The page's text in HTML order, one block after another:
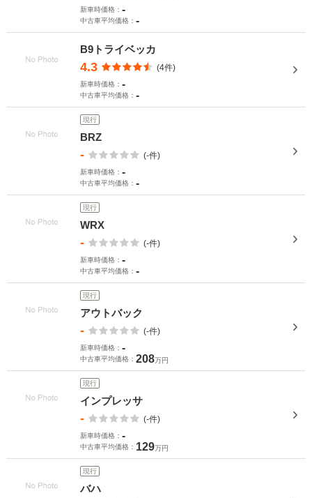
新車時価格： -
中古車平均価格： -
B9トライベッカ
4.3 (4件)
新車時価格： -
中古車平均価格： -
現行
BRZ
- (-件)
新車時価格： -
中古車平均価格： -
現行
WRX
- (-件)
新車時価格： -
中古車平均価格： -
現行
アウトバック
- (-件)
新車時価格： -
中古車平均価格： 208万円
現行
インプレッサ
- (-件)
新車時価格： -
中古車平均価格： 129万円
現行
バハ